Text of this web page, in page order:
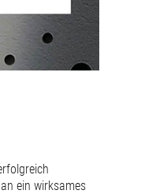
ein wirksames